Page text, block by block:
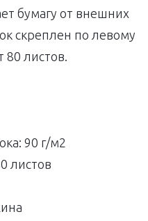
бумагу от внешних
скреплен по левому
листов.
A5
блока: 90 г/м2
листов